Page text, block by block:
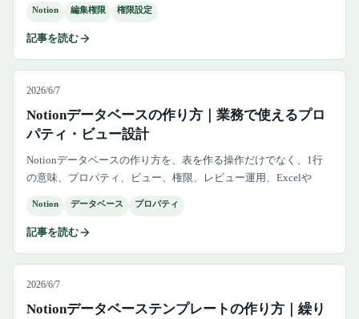
Notion 編集権限 権限設定
記事を読む
2026/6/7
Notionデータベースの作り方｜業務で使えるプロ
パティ・ビュー設計
Notionデータベースの作り方を、表を作る操作だけでなく、1行
の意味、プロパティ、ビュー、権限、レビュー運用、Excelや
Notion データベース プロパティ
記事を読む
2026/6/7
Notionデータベーステンプレートの作り方｜繰り